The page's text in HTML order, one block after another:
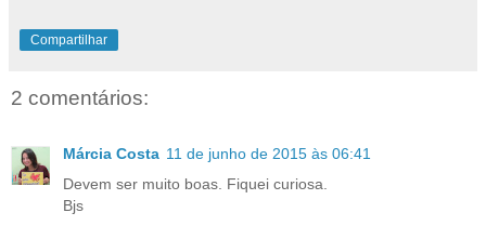
Compartilhar
2 comentários:
Márcia Costa 11 de junho de 2015 às 06:41
Devem ser muito boas. Fiquei curiosa.
Bjs